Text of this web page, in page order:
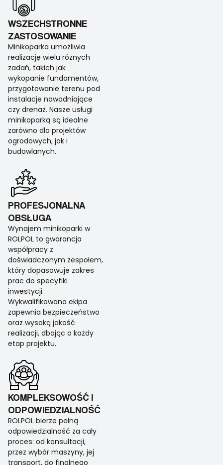
WSZECHSTRONNE
ZASTOSOWANIE
Minikoparka umożliwia
realizację wielu różnych
zadań, takich jak
wykopanie fundamentów,
przygotowanie terenu pod
instalacje nawadniające
czy drenaż. Nasze usługi
minikoparką są idealne
zarówno dla projektów
ogrodowych, jak i
budowlanych.
PROFESJONALNA
OBSŁUGA
Wynajem minikoparki w
ROLPOL to gwarancja
współpracy z
doświadczonym zespołem,
który dopasowuje zakres
prac do specyfiki
inwestycji.
Wykwalifikowana ekipa
zapewnia bezpieczeństwo
oraz wysoką jakość
realizacji, dbając o każdy
etap projektu.
KOMPLEKSOWOŚĆ I
ODPOWIEDZIALNOŚĆ
ROLPOL bierze pełną
odpowiedzialność za cały
proces: od konsultacji,
przez wybór maszyny, jej
transport, do finalnego